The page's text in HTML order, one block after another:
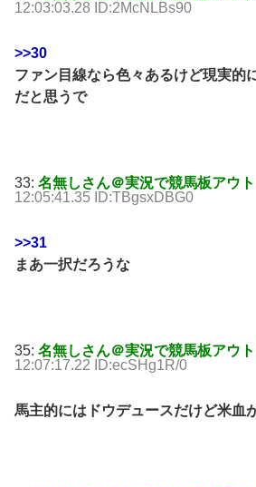
12:03:03.28 ID:2McNLBs90
>>30
ファン目線なら色々あるけど現実的
だと思うで
33: 名無しさん＠実況で競馬板アウト
12:05:41.35 ID:TBgsxDBG0
>>31
まあ一択だろうな
35: 名無しさん＠実況で競馬板アウト
12:07:17.22 ID:ecSHg1R/0
馬主的にはドウデュースだけど米血